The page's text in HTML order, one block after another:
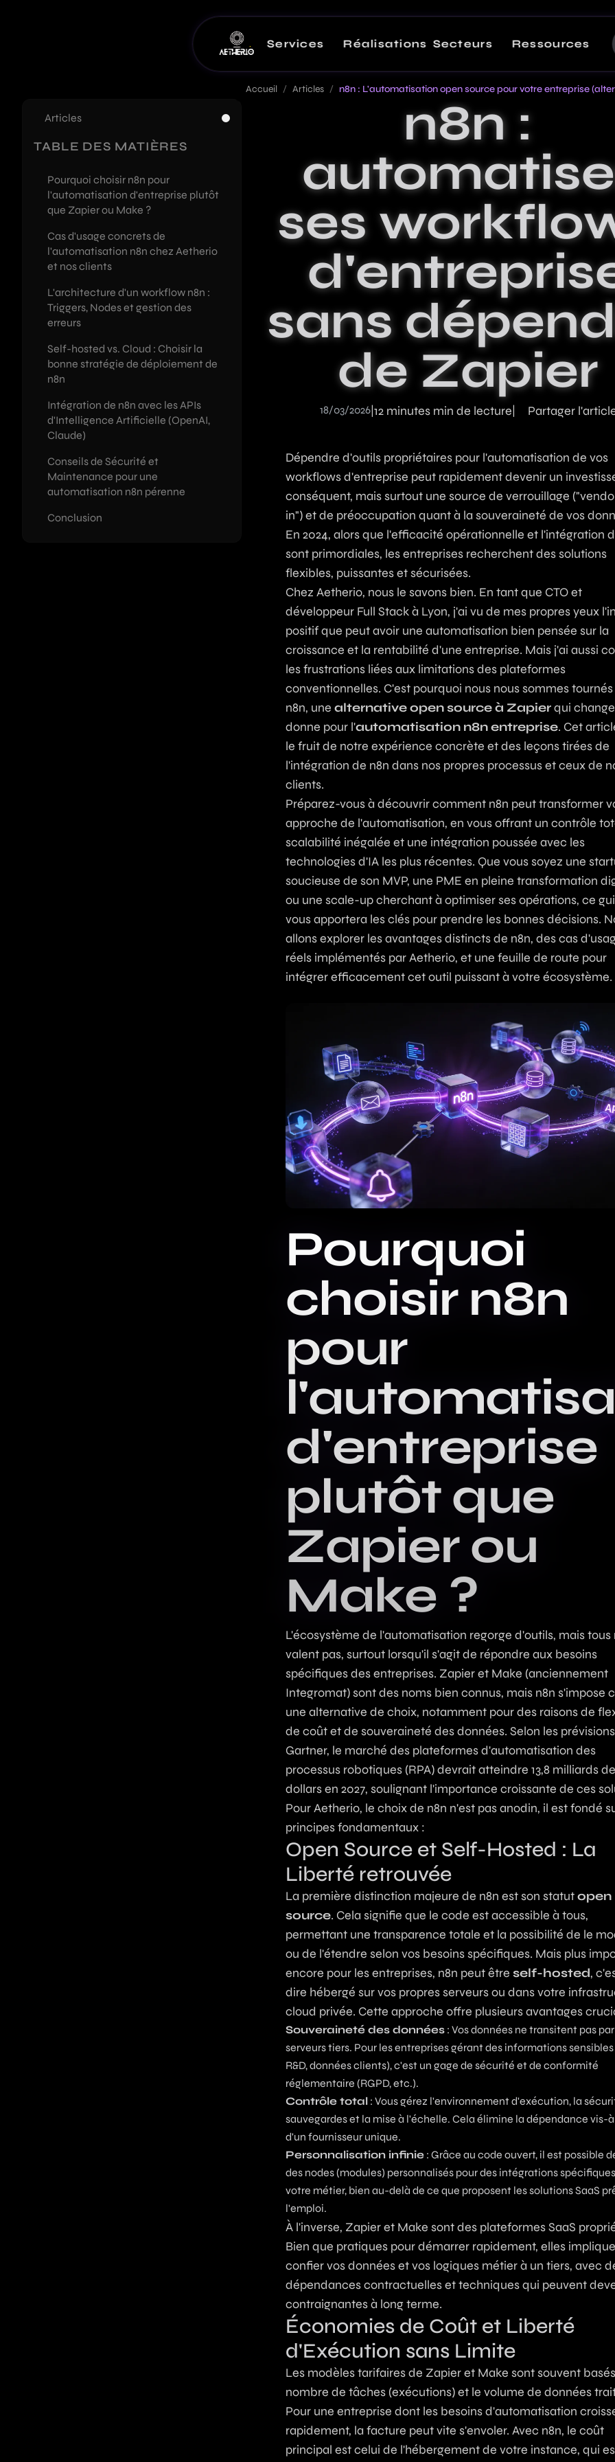
Services
Applications Web
Développement Web
Intégration et formation IA
Audit, mise en production et formation à l'IA agentique sur vos process
Développement IA
Chatbots, automatisations et intégrations IA sur mesure
Articles de blog SEO automatisés par IA, publiés en pilote automatique
Accompagnement complet : du problème métier au premier client
Réalisations Secteurs
Startups
Solutions digitales adaptées aux startups et scale-ups
Transformation numérique pour PME et entreprises de taille intermédiaire
Finance & Comptabilité
Solutions digitales pour cabinets comptables et institutions financières
Santé & Medtech
Applications et plateformes pour le secteur médical et santé
Immobilier
Outils numériques pour agences et professionnels de l'immobilier
Industrie
Digitalisation et solutions sur mesure pour le secteur industriel
Juridique
Ressources
À propos
Avis clients
Guides & outils
Guides de fond et outils interactifs
Partenaires
Expertise technique
Articles en tendance
Protection
gestion des
2026
IA dans une
guide technique
Voir tous les articles
Accueil / Articles / n8n : L'automatisation open source pour votre entreprise
Articles
TABLE DES MATIÈRES
Pourquoi choisir n8n pour
l'automatisation d'entreprise plutôt
que Zapier ou Make ?
Cas d'usage concrets de
l'automatisation n8n chez Aetherio
et nos clients
L'architecture d'un workflow n8n :
Triggers, Nodes et gestion des
erreurs
Self-hosted vs. Cloud : Choisir la
bonne stratégie de déploiement de
n8n
Intégration de n8n avec les APIs
d'Intelligence Artificielle (OpenAI,
Claude)
Conseils de Sécurité et
Maintenance pour une
automatisation n8n pérenne
Conclusion
n8n :
ses
sans
de Zapier
18/03/2026| 12 minutes min de lecture Partager
Dépendre d'outils propriétaires pour l'automatisation de vos
workflows d'entreprise peut rapidement devenir un
conséquent, mais surtout une source de verrouillage
in") et de préoccupation quant à la souveraineté de vos
En 2024, alors que l'efficacité opérationnelle et l'intégration
sont primordiales, les entreprises recherchent des solutions
flexibles, puissantes et sécurisées.
Chez Aetherio, nous le savons bien. En tant que CTO et
développeur Full Stack à Lyon, j'ai vu de mes propres yeux
positif que peut avoir une automatisation bien pensée sur la
croissance et la rentabilité d'une entreprise. Mais j'ai aussi
les frustrations liées aux limitations des plateformes
conventionnelles. C'est pourquoi nous nous sommes
n8n, une alternative open source à Zapierqui
donne pour l'automatisation n8n entreprise. Cet
le fruit de notre expérience concrète et des leçons tirées de
l'intégration de n8n dans nos propres processus et ceux de
clients.
Préparez-vous à découvrir comment n8n peut transformer
approche de l'automatisation, en vous offrant un contrôle
scalabilité inégalée et une intégration poussée avec les
technologies d'IA les plus récentes. Que vous soyez une
soucieuse de son MVP, une PME en pleine transformation
ou une scale-up cherchant à optimiser ses opérations, ce
vous apportera les clés pour prendre les bonnes décisions.
allons explorer les avantages distincts de n8n, des cas
réels implémentés par Aetherio, et une feuille de route pour
intégrer efficacement cet outil puissant à votre écosystème.
Pourquoi
choisir n8n
pour
d'entreprise
plutôt que
Zapier ou
Make ?
L'écosystème de l'automatisation regorge d'outils, mais tous
valent pas, surtout lorsqu'il s'agit de répondre aux besoins
spécifiques des entreprises. Zapier et Make (anciennement
Integromat) sont des noms bien connus, mais n8n s'impose
une alternative de choix, notamment pour des raisons de
de coût et de souveraineté des données. Selon les
Gartner, le marché des plateformes d'automatisation des
processus robotiques (RPA) devrait atteindre 13,8 milliards de
dollars en 2027, soulignant l'importance croissante de ces
Pour Aetherio, le choix de n8n n'est pas anodin, il est fondé
principes fondamentaux :
Open Source et Self-Hosted : La
Liberté retrouvée
La première distinction majeure de n8n est son statutopen
source. Cela signifie que le code est accessible à tous,
permettant une transparence totale et la possibilité de le
ou de l'étendre selon vos besoins spécifiques. Mais plus
encore pour les entreprises, n8n peut être self-hosted,
dire hébergé sur vos propres serveurs ou dans votre
cloud privée. Cette approche offre plusieurs avantages
Souveraineté des données : Vos données ne transitent pas
serveurs tiers. Pour les entreprises gérant des informations sensibles
R&D, données clients), c'est un gage de sécurité et de conformité
réglementaire (RGPD, etc.).
Contrôle total : Vous gérez l'environnement d'exécution, la
sauvegardes et la mise à l'échelle. Cela élimine la dépendance vis-
d'un fournisseur unique.
Personnalisation infinie : Grâce au code ouvert, il est possible
des nodes (modules) personnalisés pour des intégrations
votre métier, bien au-delà de ce que proposent les solutions SaaS
l'emploi.
À l'inverse, Zapier et Make sont des plateformes SaaS
Bien que pratiques pour démarrer rapidement, elles
confier vos données et vos logiques métier à un tiers, avec
dépendances contractuelles et techniques qui peuvent
contraignantes à long terme.
Économies de Coût et Liberté
d'Exécution sans Limite
Les modèles tarifaires de Zapier et Make sont souvent
nombre de tâches (exécutions) et le volume de données
Pour une entreprise dont les besoins d'automatisation
rapidement, la facture peut vite s'envoler. Avec n8n, le coût
principal est celui de l'hébergement de votre instance, qui